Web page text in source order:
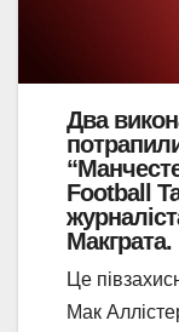
Два
Football
Макграта.
Це
Мак